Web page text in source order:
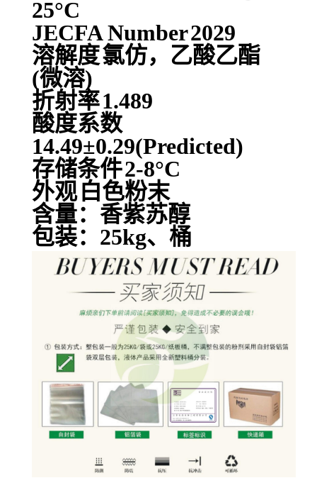
25°C
JECFA Number2029
溶解度氯仿，乙酸乙酯
(微溶)
折射率1.489
酸度系数
14.49±0.29(Predicted)
存储条件2-8°C
外观白色粉末
含量：香紫苏醇
包装：25kg、桶